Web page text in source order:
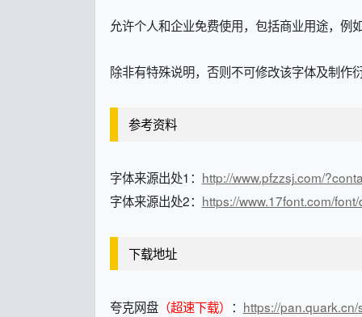
允许个人和企业免费使用，包括商业用途，例
除非有特殊说明，否则不可修改该字体及制作
参考资料
字体来源出处1： http://www.pfzzsj.com/
字体来源出处2： https://www.17font.com/
下载地址
夸克网盘（超速下载） ： https://